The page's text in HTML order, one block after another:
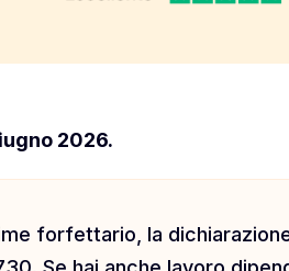
2026.
forfettario, la